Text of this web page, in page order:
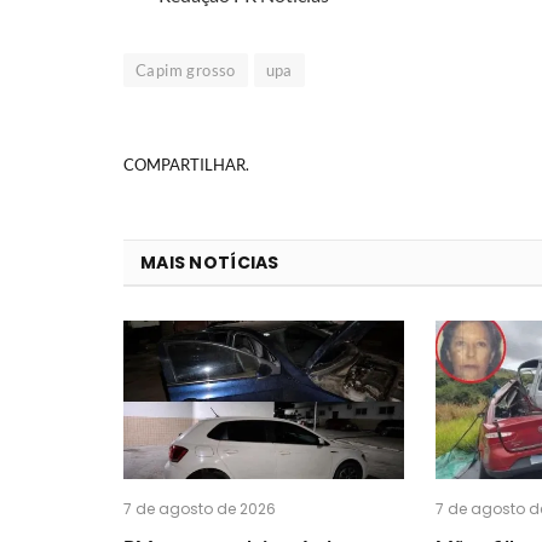
Capim grosso upa
COMPARTILHAR.
MAIS NOTÍCIAS
7 de agosto de 2026 7 de agosto